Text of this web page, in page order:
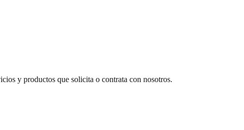
y productos que solicita o contrata con nosotros.